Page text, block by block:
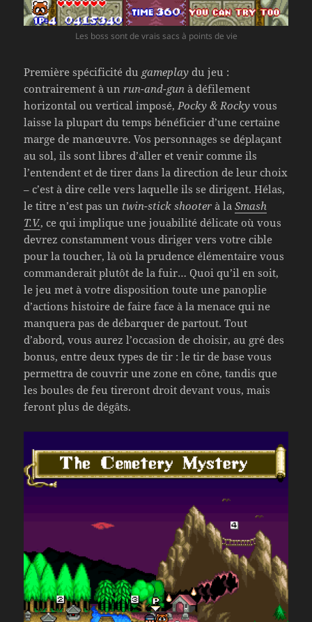
Les boss sont de vrais sacs à points de vie
Première spécificité du gameplay du jeu :
contrairement à unrun-and-gun à défilement
horizontal ou vertical imposé,Pocky & Rocky vous
laisse la plupart du temps bénéficier d’une certaine
marge de manœuvre. Vos personnages se déplaçant
au sol, ils sont libres d’aller et venir comme ils
l’entendent et de tirer dans la direction de leur choix
– c’est à dire celle vers laquelle ils se dirigent. Hélas,
le titre n’est pas un twin-stick shooter à laSmash
T.V., ce qui implique une jouabilité délicate où vous
devrez constamment vous diriger vers votre cible
pour la toucher, là où la prudence élémentaire vous
commanderait plutôt de la fuir… Quoi qu’il en soit,
le jeu met à votre disposition toute une panoplie
d’actions histoire de faire face à la menace qui ne
manquera pas de débarquer de partout. Tout
d’abord, vous aurez l’occasion de choisir, au gré des
bonus, entre deux types de tir : le tir de base vous
permettra de couvrir une zone en cône, tandis que
les boules de feu tireront droit devant vous, mais
feront plus de dégâts.